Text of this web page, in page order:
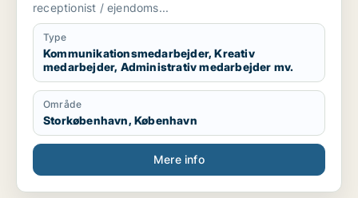
receptionist / ejendoms...
Type
Kommunikationsmedarbejder, Kreativ
medarbejder, Administrativ medarbejder mv.
Område
Storkøbenhavn, København
Mere info